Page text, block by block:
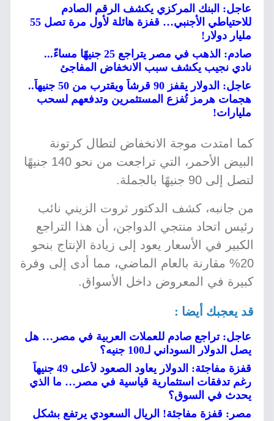
عاجل: البنك المركزي يكشف الرقم الصادم
للاحتياطي الأجنبي… قفزة هائلة لأول مرة تصل 55
مليار دولار!
صادم: الذهب في مصر يتراجع 25 جنيهًا مساءً...
نادي نجيب يكشف سبب الانخفاض المفاجئ
عاجل: الدولار يقفز 90 قرشاً ويقترب من 50 جنيهاً..
هجمات هرمز تُفزع المستثمرين وتدفعهم لسحب
مليارات!
كما امتدت موجة الانخفاض لتطال كرتونة
البيض الأحمر، التي تراجعت من نحو 140 جنيهًا
لتصل إلى 90 جنيهًا بالجملة.
من جانبه، كشف الدكتور ثروت الزيني نائب
رئيس اتحاد منتجي الدواجن، أن هذا التراجع
الكبير في الأسعار يعود إلى زيادة الإنتاج بنحو
20% مقارنة بالعام الماضي، مما أدى إلى وفرة
كبيرة في المعروض داخل الأسواق.
قد يعجبك أيضا :
عاجل: تراجع صادم للعملات العربية في مصر… هل
يصل الدولار السوداني لـ100 جنيه؟
قفزة مفاجئة: الدولار يعاود الصعود لأعلى 49 جنيهاً
رغم تدفقات استثمارية قياسية في مصر… ما الذي
يحدث في السوق؟
مصر: قفزة مفاجئة! الريال السعودي يرتفع بشكل